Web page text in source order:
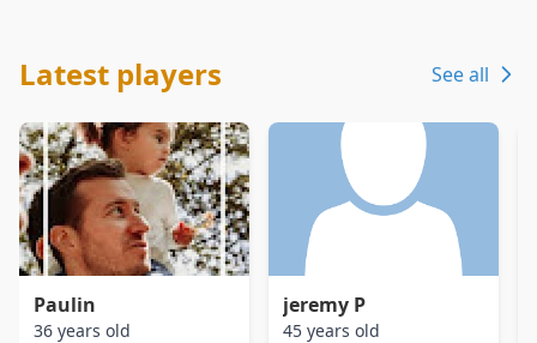
Latest players See all
Paulin
36 years old
jeremy P
45 years old